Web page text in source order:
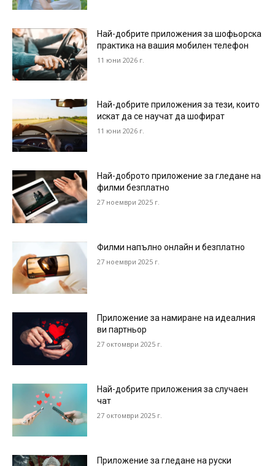
Най-добрите приложения за шофьорска
практика на вашия мобилен телефон
11 юни 2026 г.
Най-добрите приложения за тези, които
искат да се научат да шофират
11 юни 2026 г.
Най-доброто приложение за гледане на
филми безплатно
27 ноември 2025 г.
Филми напълно онлайн и безплатно
27 ноември 2025 г.
Приложение за намиране на идеалния
ви партньор
27 октомври 2025 г.
Най-добрите приложения за случаен
чат
27 октомври 2025 г.
Приложение за гледане на руски